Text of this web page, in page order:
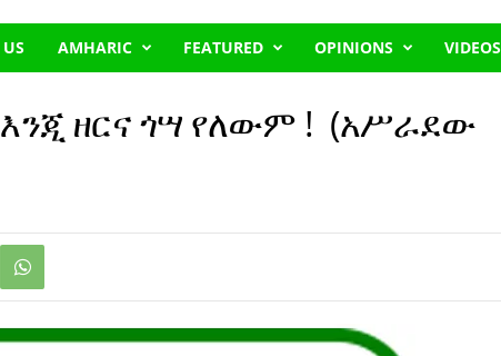
AMHARIC FEATURED OPINIONS VIDEOS
ዘርና ጎሣ የለውም ! (አሥራደው